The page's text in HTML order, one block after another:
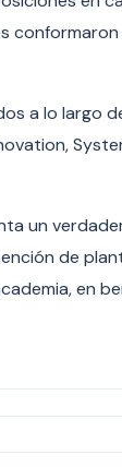
a lo largo
un
de
en